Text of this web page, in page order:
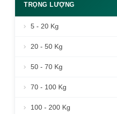
TRỌNG LƯỢNG
5 - 20 Kg
20 - 50 Kg
50 - 70 Kg
70 - 100 Kg
100 - 200 Kg